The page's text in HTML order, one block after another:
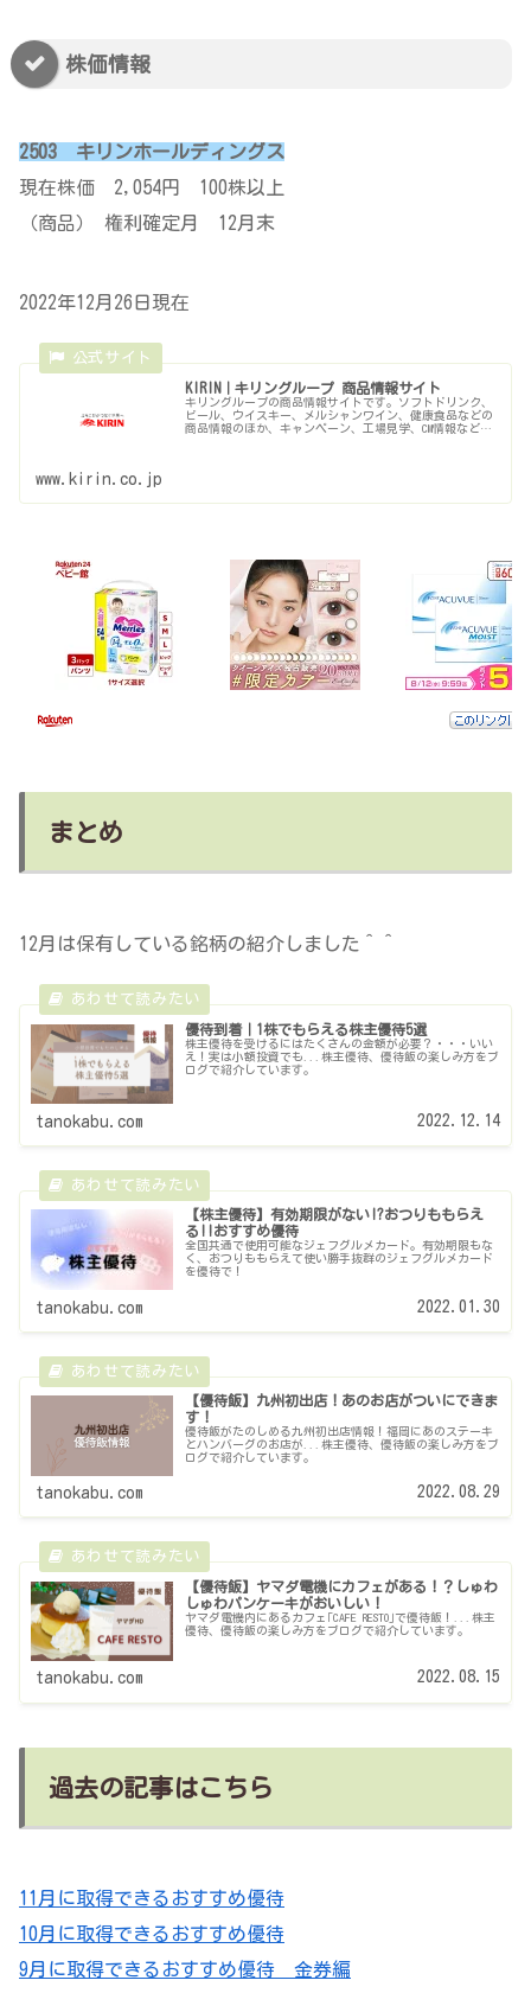
株価情報
2503 キリンホールディングス
現在株価 2,054円 100株以上
（商品） 権利確定月 12月末
2022年12月26日現在
KIRIN｜キリングループ 商品情報サイト
キリングループの商品情報サイトです。ソフトドリンク、
ビール、ウイスキー、メルシャンワイン、健康食品などの
商品情報のほか、キャンペーン、工場見学、CM情報などを
www.kirin.co.jp
まとめ
12月は保有している銘柄の紹介しました＾＾
優待到着｜1株でもらえる株主優待5選
株主優待を受けるにはたくさんの金額が必要？・・・いい
え！実は小額投資でも...株主優待、優待飯の楽しみ方をブ
ログで紹介しています。
tanokabu.com 2022.12.14
【株主優待】有効期限がない!?おつりももらえ
る!!おすすめ優待
全国共通で使用可能なジェフグルメカード。有効期限もな
く、おつりももらえて使い勝手抜群のジェフグルメカード
を優待で！
tanokabu.com 2022.01.30
【優待飯】九州初出店！あのお店がついにできま
す！
優待飯がたのしめる九州初出店情報！福岡にあのステーキ
とハンバーグのお店が...株主優待、優待飯の楽しみ方をブ
ログで紹介しています。
tanokabu.com 2022.08.29
【優待飯】ヤマダ電機にカフェがある！？しゅわ
しゅわパンケーキがおいしい！
ヤマダ電機内にあるカフェ｢CAFE RESTO｣で優待飯！...株主
優待、優待飯の楽しみ方をブログで紹介しています。
tanokabu.com 2022.08.15
過去の記事はこちら
11月に取得できるおすすめ優待
10月に取得できるおすすめ優待
9月に取得できるおすすめ優待 金券編